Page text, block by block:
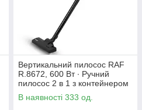
Вертикальний пилосос RAF
R.8672, 600 Вт ∙ Ручний
пилосос 2 в 1 з контейнером
В наявності 333 од.